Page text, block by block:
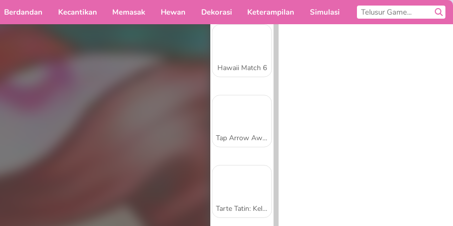
Berdandan Kecantikan Memasak Hewan Dekorasi Keterampilan Simulasi
Hawaii Match 6
Tap Arrow Away
Tarte Tatin: Kelas Memasak Sara